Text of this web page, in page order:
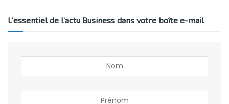
L’essentiel de l’actu Business dans votre boîte e-mail